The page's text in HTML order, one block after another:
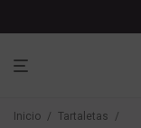
Inicio / Tartaletas /